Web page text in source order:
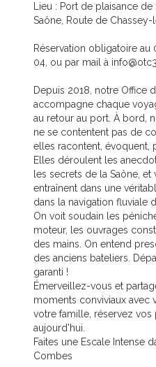
Lieu : Port de plaisance de
Saône, Route de
Réservation obligatoire au
04, ou par mail à
Depuis 2018, notre Office
accompagne chaque
au retour au port. À bord,
ne se contentent pas de
elles racontent, évoquent,
Elles déroulent les
les secrets de la Saône, et
entraînent dans une
dans la navigation fluviale
On voit soudain les
moteur, les ouvrages
des mains. On entend
des anciens bateliers.
garanti !
Émerveillez-vous et
moments conviviaux avec
votre famille, réservez vos
aujourd'hui.
Faites une Escale Intense
Combes